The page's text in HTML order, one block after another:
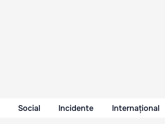
Social Incidente Internațional